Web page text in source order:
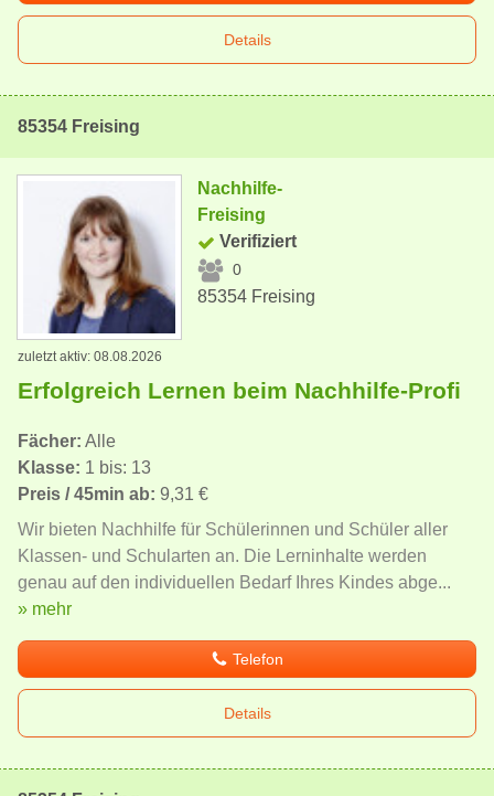
Details
85354 Freising
Nachhilfe-
Freising
Verifiziert
0
85354 Freising
zuletzt aktiv: 08.08.2026
Erfolgreich Lernen beim Nachhilfe-Profi
Fächer: Alle
Klasse: 1 bis: 13
Preis / 45min ab: 9,31 €
Wir bieten Nachhilfe für Schülerinnen und Schüler aller
Klassen- und Schularten an. Die Lerninhalte werden
genau auf den individuellen Bedarf Ihres Kindes abge...
» mehr
Telefon
Details